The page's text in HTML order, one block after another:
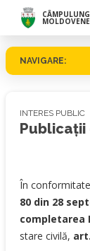
CÂMPULUNG
NAVIGARE:
INTERES PUBLIC
Publicații
În
80 din 28
completarea
stare civilă,